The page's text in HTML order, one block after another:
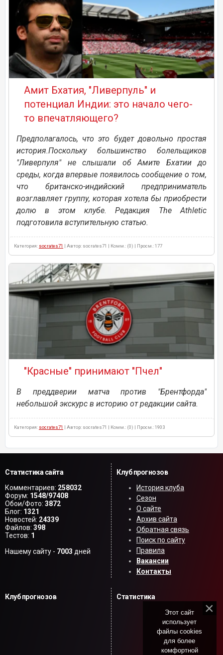
Амит Бхатия, "Ливерпуль" и
потенциал Индии: это начало чего-
то впечатляющего?
Предполагалось, что это будет довольно простая
история.Поскольку большинство болельщиков
"Ливерпуля" не слышали об Амите Бхатии до
среды, когда впервые появилось сообщение о том,
что британско-индийский предприниматель
возглавляет группу, которая хотела бы приобрести
долю в этом клубе. Редакция The Athletic
подготовила вступительную статью.
Категория: socrates71 | Автор: socrates71 | Комм.: (0) | Просм.: 177
"Красные" принимают "Пчел"
В преддверии матча против "Брентфорда"
небольшой экскурс в историю от редакции сайта.
Категория: socrates71 | Автор: socrates71 | Комм.: (0) | Просм.: 1903
Статистика сайта
Комментариев: 258032
Форум: 1548/97408
Обои/Фото: 3872
Блог: 1321
Новостей: 24339
Файлов: 398
Тестов: 1
Нашему сайту - 7003 дней
Клуб прогнозов
История клуба
Сезон
О сайте
Архив сайта
Обратная связь
Поиск по сайту
Правила
Вакансии
Контакты
Клуб прогнозов Статистика
Этот сайт
использует
файлы cookies
для более
комфортной